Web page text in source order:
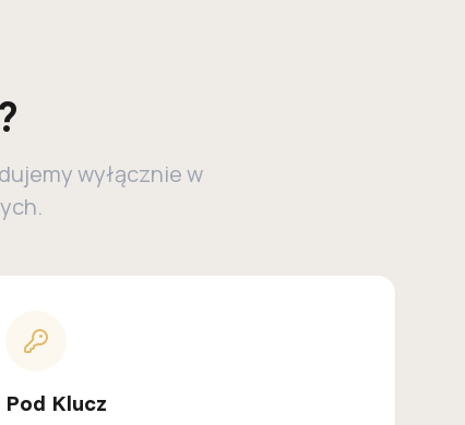
wyłącznie w
Pod Klucz